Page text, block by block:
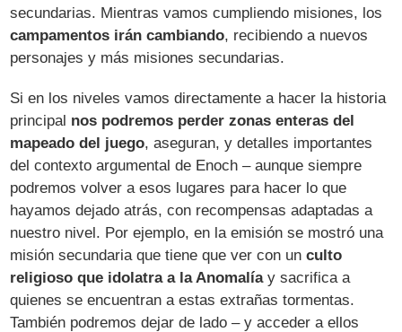
secundarias. Mientras vamos cumpliendo misiones, los
campamentos irán cambiando, recibiendo a nuevos
personajes y más misiones secundarias.
Si en los niveles vamos directamente a hacer la historia
principal nos podremos perder zonas enteras del
mapeado del juego, aseguran, y detalles importantes
del contexto argumental de Enoch – aunque siempre
podremos volver a esos lugares para hacer lo que
hayamos dejado atrás, con recompensas adaptadas a
nuestro nivel. Por ejemplo, en la emisión se mostró una
misión secundaria que tiene que ver con unculto
religioso que idolatra a la Anomalíay sacrifica a
quienes se encuentran a estas extrañas tormentas.
También podremos dejar de lado – y acceder a ellos